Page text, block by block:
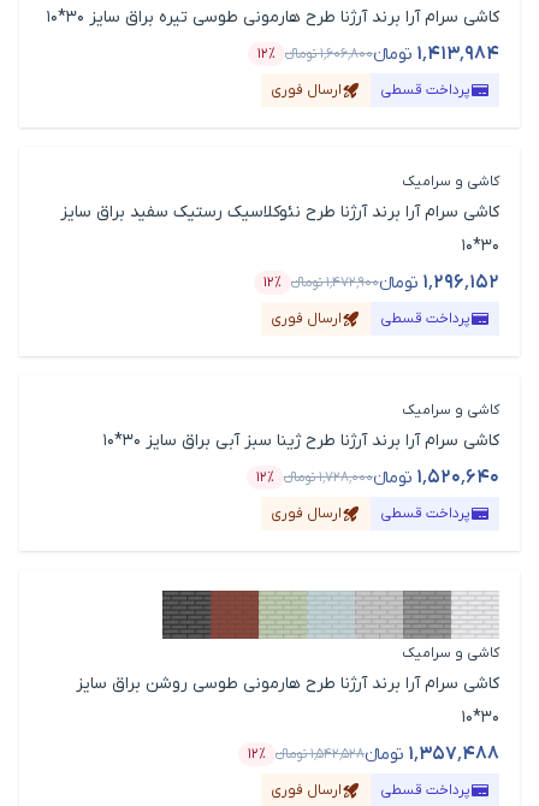
کاشی سرام آرا برند آرژنا طرح هارمونی طوسی تیره براق سایز 30*10
۱٬۴۱۳٬۹۸۴ تومانء۱٬۶۰۶٬۸۰۰تومانء
قیمت محصول
۱۲٪
درصد تخفیف
پرداخت قسطی
ارسال فوری
کاشی و سرامیک
کاشی سرام آرا برند آرژنا طرح نئوکلاسیک رستیک سفید براق سایز
30*10
۱٬۲۹۶٬۱۵۲ تومانء۱٬۴۷۲٬۹۰۰تومانء
قیمت محصول
۱۲٪
درصد تخفیف
پرداخت قسطی
ارسال فوری
کاشی و سرامیک
کاشی سرام آرا برند آرژنا طرح ژینا سبز آبی براق سایز 30*10
۱٬۵۲۰٬۶۴۰ تومانء۱٬۷۲۸٬۰۰۰تومانء
قیمت محصول
۱۲٪
درصد تخفیف
پرداخت قسطی
ارسال فوری
کاشی و سرامیک
کاشی سرام آرا برند آرژنا طرح هارمونی طوسی روشن براق سایز
30*10
۱٬۳۵۷٬۴۸۸ تومانء۱٬۵۴۲٬۵۲۸تومانء
قیمت محصول
۱۲٪
درصد تخفیف
پرداخت قسطی
ارسال فوری